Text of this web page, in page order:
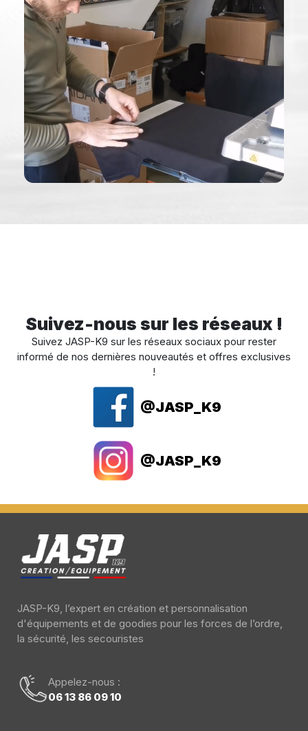
Suivez-nous sur les réseaux !
Suivez JASP-K9 sur les réseaux sociaux pour rester
informé de nos dernières nouveautés et offres exclusives
!
@JASP_K9
@JASP_K9
JASP-K9, l’expert en création et personnalisation
d'équipements et de goodies pour les forces de l’ordre,
la sécurité, les secouristes
Appelez-nous :
06 13 86 09 10